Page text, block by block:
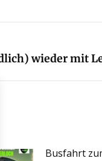
wieder mit
Busfahrt